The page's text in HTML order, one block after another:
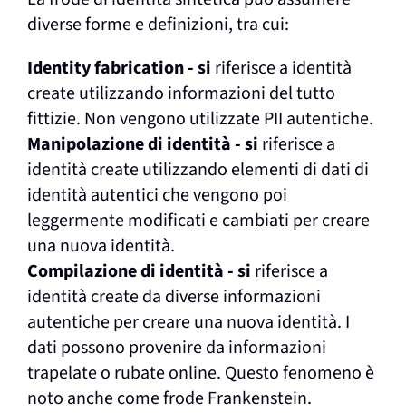
diverse forme e definizioni, tra cui:
Identity fabrication - si riferisce a identità
create utilizzando informazioni del tutto
fittizie. Non vengono utilizzate PII autentiche.
Manipolazione di identità - si riferisce a
identità create utilizzando elementi di dati di
identità autentici che vengono poi
leggermente modificati e cambiati per creare
una nuova identità.
Compilazione di identità - si riferisce a
identità create da diverse informazioni
autentiche per creare una nuova identità. I
dati possono provenire da informazioni
trapelate o rubate online. Questo fenomeno è
noto anche come frode Frankenstein.